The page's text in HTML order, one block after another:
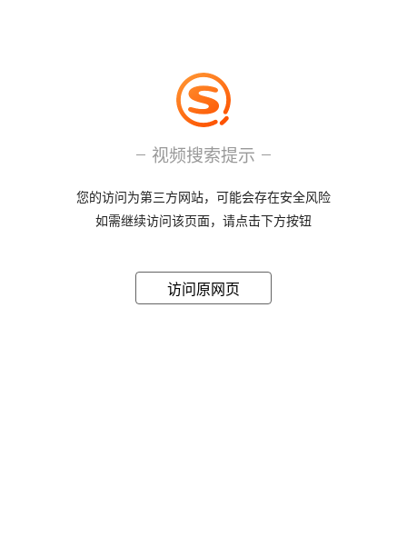
视频搜索提示
您的访问为第三方网站，可能会存在安全风险
如需继续访问该页面，请点击下方按钮
访问原网页